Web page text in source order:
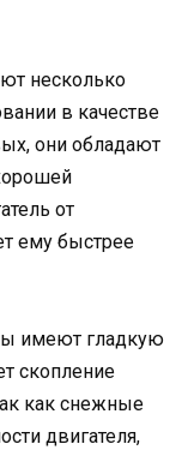
несколько
в качестве
они обладают
от
ему быстрее
имеют гладкую
скопление
как снежные
двигателя,